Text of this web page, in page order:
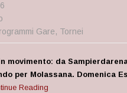
Gare, Tornei
movimento: da
per Molassana. Domenica
Reading